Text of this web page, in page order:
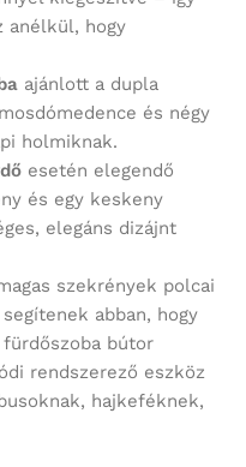
anélkül, hogy
ajánlott a dupla
és négy
holmiknak.
esetén elegendő
és egy keskeny
elegáns dizájnt
szekrények polcai
abban, hogy
bútor
rendszerező eszköz
hajkeféknek,